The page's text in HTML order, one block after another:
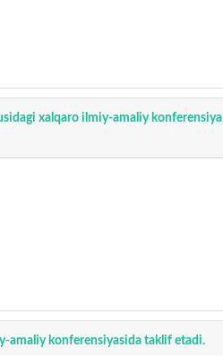
xalqaro ilmiy-amaliy konferensiya
amaliy konferensiyasida taklif etadi.